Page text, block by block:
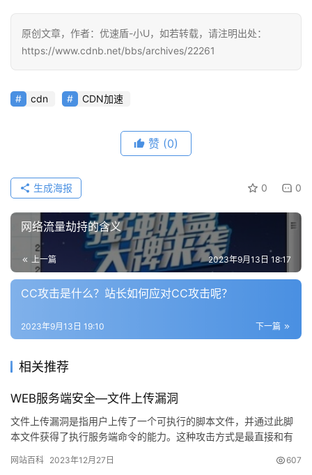
原创文章，作者：优速盾-小U，如若转载，请注明出处：
https://www.cdnb.net/bbs/archives/22261
cdn CDN加速
赞 (0)
0 0
生成海报
网络流量劫持的含义
上一篇 2023年9月13日 18:17
CC攻击是什么？站长如何应对CC攻击呢？
下一篇
2023年9月13日 19:10
相关推荐
WEB服务端安全—文件上传漏洞
文件上传漏洞是指用户上传了一个可执行的脚本文件，并通过此脚
本文件获得了执行服务端命令的能力。这种攻击方式是最直接和有
问题的…
网站百科 2023年12月27日 607